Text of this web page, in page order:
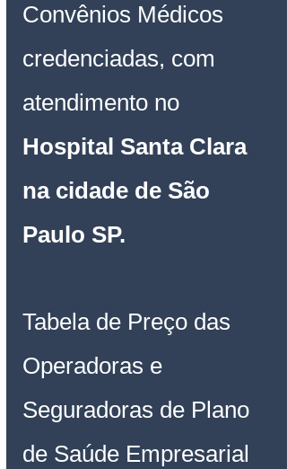
Convênios Médicos
credenciadas, com
atendimento no
Hospital Santa Clara
na cidade de São
Paulo SP.
Tabela de Preço das
Operadoras e
Seguradoras de Plano
de Saúde Empresarial